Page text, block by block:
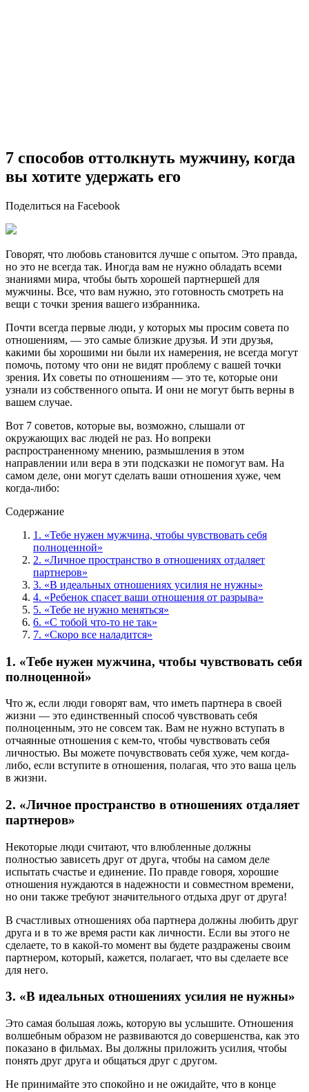
7 способов оттолкнуть мужчину, когда
вы хотите удержать его
Поделиться на Facebook
Говорят, что любовь становится лучше с опытом. Это правда,
но это не всегда так. Иногда вам не нужно обладать всеми
знаниями мира, чтобы быть хорошей партнершей для
мужчины. Все, что вам нужно, это готовность смотреть на
вещи с точки зрения вашего избранника.
Почти всегда первые люди, у которых мы просим совета по
отношениям, — это самые близкие друзья. И эти друзья,
какими бы хорошими ни были их намерения, не всегда могут
помочь, потому что они не видят проблему с вашей точки
зрения. Их советы по отношениям — это те, которые они
узнали из собственного опыта. И они не могут быть верны в
вашем случае.
Вот 7 советов, которые вы, возможно, слышали от
окружающих вас людей не раз. Но вопреки
распространенному мнению, размышления в этом
направлении или вера в эти подсказки не помогут вам. На
самом деле, они могут сделать ваши отношения хуже, чем
когда-либо:
Содержание
1. «Тебе нужен мужчина, чтобы чувствовать себя
полноценной»
2. «Личное пространство в отношениях отдаляет
партнеров»
3. «В идеальных отношениях усилия не нужны»
4. «Ребенок спасет ваши отношения от разрыва»
5. «Тебе не нужно меняться»
6. «С тобой что-то не так»
7. «Скоро все наладится»
1. «Тебе нужен мужчина, чтобы чувствовать себя
полноценной»
Что ж, если люди говорят вам, что иметь партнера в своей
жизни — это единственный способ чувствовать себя
полноценным, это не совсем так. Вам не нужно вступать в
отчаянные отношения с кем-то, чтобы чувствовать себя
личностью. Вы можете почувствовать себя хуже, чем когда-
либо, если вступите в отношения, полагая, что это ваша цель
в жизни.
2. «Личное пространство в отношениях отдаляет
партнеров»
Некоторые люди считают, что влюбленные должны
полностью зависеть друг от друга, чтобы на самом деле
испытать счастье и единение. По правде говоря, хорошие
отношения нуждаются в надежности и совместном времени,
но они также требуют значительного отдыха друг от друга!
В счастливых отношениях оба партнера должны любить друг
друга и в то же время расти как личности. Если вы этого не
сделаете, то в какой-то момент вы будете раздражены своим
партнером, который, кажется, полагает, что вы сделаете все
для него.
3. «В идеальных отношениях усилия не нужны»
Это самая большая ложь, которую вы услышите. Отношения
волшебным образом не развиваются до совершенства, как это
показано в фильмах. Вы должны приложить усилия, чтобы
понять друг друга и общаться друг с другом.
Не принимайте это спокойно и не ожидайте, что в конце